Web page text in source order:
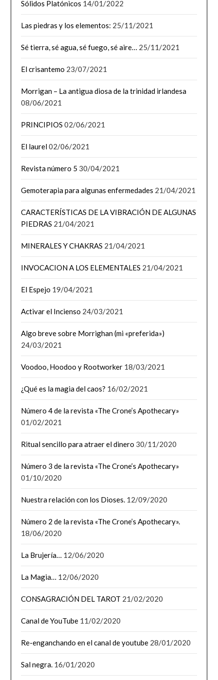
Sólidos Platónicos 14/01/2022
Las piedras y los elementos: 25/11/2021
Sé tierra, sé agua, sé fuego, sé aire… 25/11/2021
El crisantemo 23/07/2021
Morrigan – La antigua diosa de la trinidad irlandesa
08/06/2021
PRINCIPIOS 02/06/2021
El laurel02/06/2021
Revista número 5 30/04/2021
Gemoterapia para algunas enfermedades 21/04/2021
CARACTERÍSTICAS DE LA VIBRACIÓN DE ALGUNAS
PIEDRAS 21/04/2021
MINERALES Y CHAKRAS 21/04/2021
INVOCACION A LOS ELEMENTALES 21/04/2021
El Espejo 19/04/2021
Activar el Incienso 24/03/2021
Algo breve sobre Morrighan (mi «preferida»)
24/03/2021
Voodoo, Hoodoo y Rootworker 18/03/2021
¿Qué es la magia del caos? 16/02/2021
Número 4 de la revista «The Crone’s Apothecary»
01/02/2021
Ritual sencillo para atraer el dinero 30/11/2020
Número 3 de la revista «The Crone’s Apothecary»
01/10/2020
Nuestra relación con los Dioses. 12/09/2020
Número 2 de la revista «The Crone’s Apothecary».
18/06/2020
La Brujería… 12/06/2020
La Magia… 12/06/2020
CONSAGRACIÓN DEL TAROT 21/02/2020
Canal de YouTube 11/02/2020
Re-enganchando en el canal de youtube 28/01/2020
Sal negra. 16/01/2020